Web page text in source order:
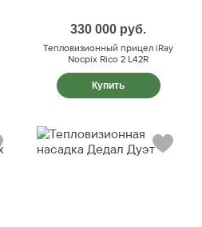
330 000 руб.
Тепловизионный прицел iRay
Nocpix Rico 2 L42R
Купить